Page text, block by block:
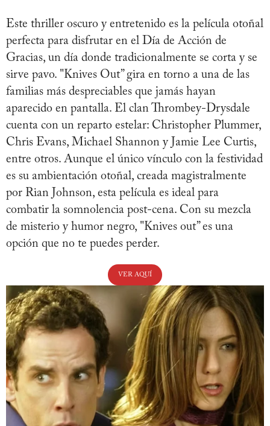
Este thriller oscuro y entretenido es la película otoñal
perfecta para disfrutar en el Día de Acción de
Gracias, un día donde tradicionalmente se corta y se
sirve pavo. "Knives Out” gira en torno a una de las
familias más despreciables que jamás hayan
aparecido en pantalla. El clan Thrombey-Drysdale
cuenta con un reparto estelar: Christopher Plummer,
Chris Evans, Michael Shannon y Jamie Lee Curtis,
entre otros. Aunque el único vínculo con la festividad
es su ambientación otoñal, creada magistralmente
por Rian Johnson, esta película es ideal para
combatir la somnolencia post-cena. Con su mezcla
de misterio y humor negro, "Knives out” es una
opción que no te puedes perder.
VER AQUÍ